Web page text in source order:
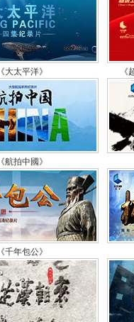
《大太平洋》 《
《航拍中國》
《千年包公》